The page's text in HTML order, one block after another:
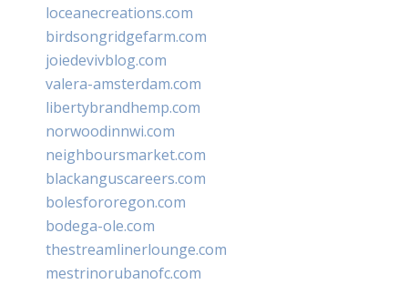
loceanecreations.com
birdsongridgefarm.com
joiedevivblog.com
valera-amsterdam.com
libertybrandhemp.com
norwoodinnwi.com
neighboursmarket.com
blackanguscareers.com
bolesfororegon.com
bodega-ole.com
thestreamlinerlounge.com
mestrinorubanofc.com